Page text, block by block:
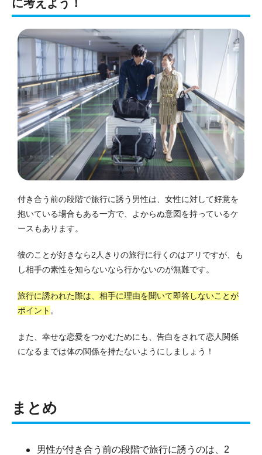
に考えよう！
付き合う前の段階で旅行に誘う男性は、女性に対して好意を
抱いている場合もある一方で、よからぬ意図を持っているケ
ースもあります。
彼のことが好きなら2人きりの旅行に行くのはアリですが、も
し相手の素性を知らないなら行かないのが無難です。
旅行に誘われた際は、相手に理由を聞いて即答しないことが
ポイント 。
また、幸せな恋愛をつかむためにも、告白をされて恋人関係
になるまでは体の関係を持たないようにしましょう！
まとめ
男性が付き合う前の段階で旅行に誘うのは、2